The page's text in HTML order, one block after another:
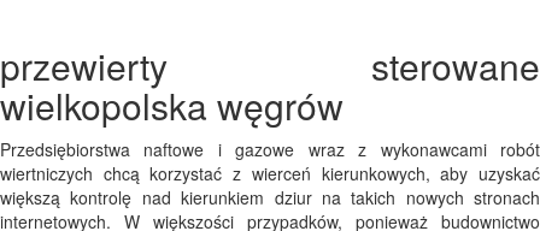
przewierty sterowane
wielkopolska węgrów
Przedsiębiorstwa naftowe i gazowe wraz z wykonawcami robót
wiertniczych chcą korzystać z wierceń kierunkowych, aby uzyskać
większą kontrolę nad kierunkiem dziur na takich nowych stronach
internetowych. W większości przypadków, ponieważ budownictwo